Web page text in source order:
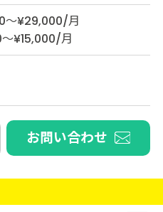
～¥29,000/月
¥15,000/月
お問い合わせ